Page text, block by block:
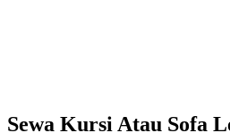
Sewa Kursi Atau Sofa